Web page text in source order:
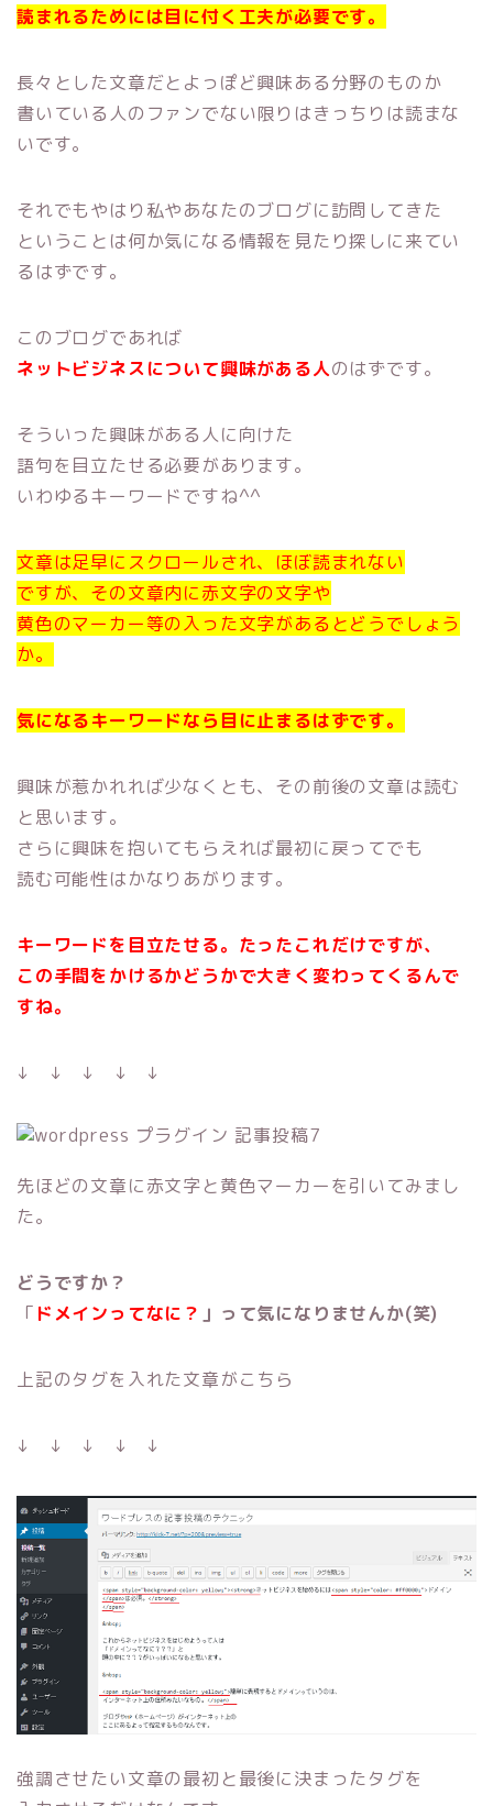
読まれるためには目に付く工夫が必要です。
長々とした文章だとよっぽど興味ある分野のものか
書いている人のファンでない限りはきっちりは読まな
いです。
それでもやはり私やあなたのブログに訪問してきた
ということは何か気になる情報を見たり探しに来てい
るはずです。
このブログであれば
ネットビジネスについて興味がある人のはずです。
そういった興味がある人に向けた
語句を目立たせる必要があります。
いわゆるキーワードですね^^
文章は足早にスクロールされ、ほぼ読まれない
ですが、その文章内に赤文字の文字や
黄色のマーカー等の入った文字があるとどうでしょう
か。
気になるキーワードなら目に止まるはずです。
興味が惹かれれば少なくとも、その前後の文章は読む
と思います。
さらに興味を抱いてもらえれば最初に戻ってでも
読む可能性はかなりあがります。
キーワードを目立たせる。たったこれだけですが、
この手間をかけるかどうかで大きく変わってくるんで
すね。
↓ ↓ ↓ ↓ ↓
先ほどの文章に赤文字と黄色マーカーを引いてみまし
た。
どうですか？
「 ドメインってなに？ 」って気になりませんか(笑)
上記のタグを入れた文章がこちら
↓ ↓ ↓ ↓ ↓
強調させたい文章の最初と最後に決まったタグを